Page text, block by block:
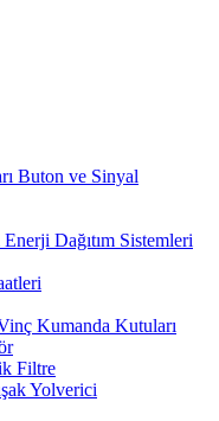
Buton ve Sinyal
Enerji Dağıtım Sistemleri
Kumanda Kutuları
Filtre
Yolverici